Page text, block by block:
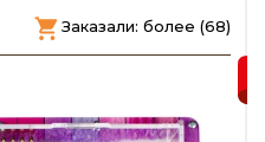
Заказали: более (68)